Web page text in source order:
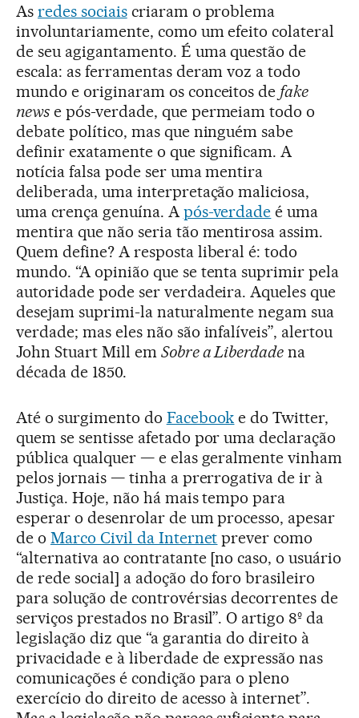
As redes sociaiscriaram o problema
involuntariamente, como um efeito colateral
de seu agigantamento. É uma questão de
escala: as ferramentas deram voz a todo
mundo e originaram os conceitos de fake
newse pós-verdade, que permeiam todo o
debate político, mas que ninguém sabe
definir exatamente o que significam. A
notícia falsa pode ser uma mentira
deliberada, uma interpretação maliciosa,
uma crença genuína. A pós-verdade é uma
mentira que não seria tão mentirosa assim.
Quem define? A resposta liberal é: todo
mundo. “A opinião que se tenta suprimir pela
autoridade pode ser verdadeira. Aqueles que
desejam suprimi-la naturalmente negam sua
verdade; mas eles não são infalíveis”, alertou
John Stuart Mill em Sobre a Liberdade na
década de 1850.
Até o surgimento do Facebook e do Twitter,
quem se sentisse afetado por uma declaração
pública qualquer — e elas geralmente vinham
pelos jornais — tinha a prerrogativa de ir à
Justiça. Hoje, não há mais tempo para
esperar o desenrolar de um processo, apesar
de o Marco Civil da Internet prever como
“alternativa ao contratante [no caso, o usuário
de rede social] a adoção do foro brasileiro
para solução de controvérsias decorrentes de
serviços prestados no Brasil”. O artigo 8º da
legislação diz que “a garantia do direito à
privacidade e à liberdade de expressão nas
comunicações é condição para o pleno
exercício do direito de acesso à internet”.